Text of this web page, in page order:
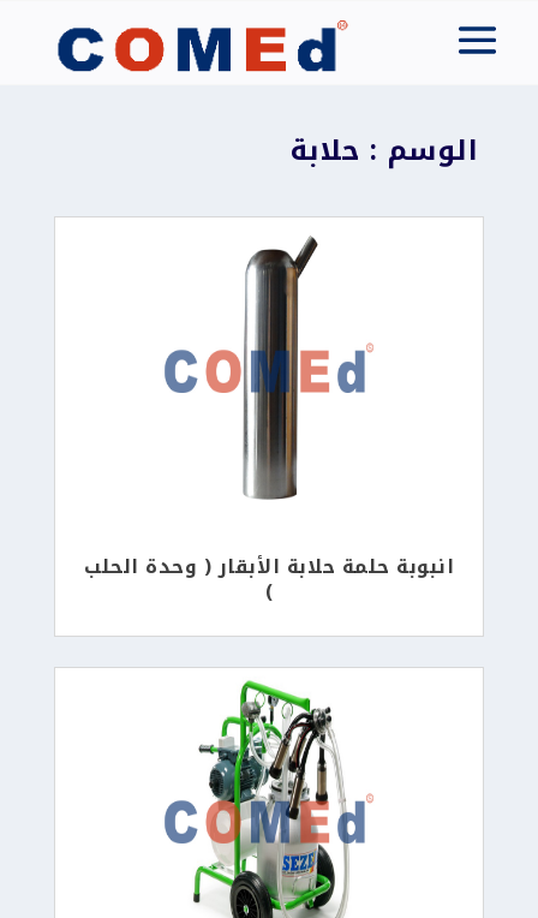
الوسم : حلابة
انبوبة حلمة حلابة الأبقار ( وحدة الحلب
)